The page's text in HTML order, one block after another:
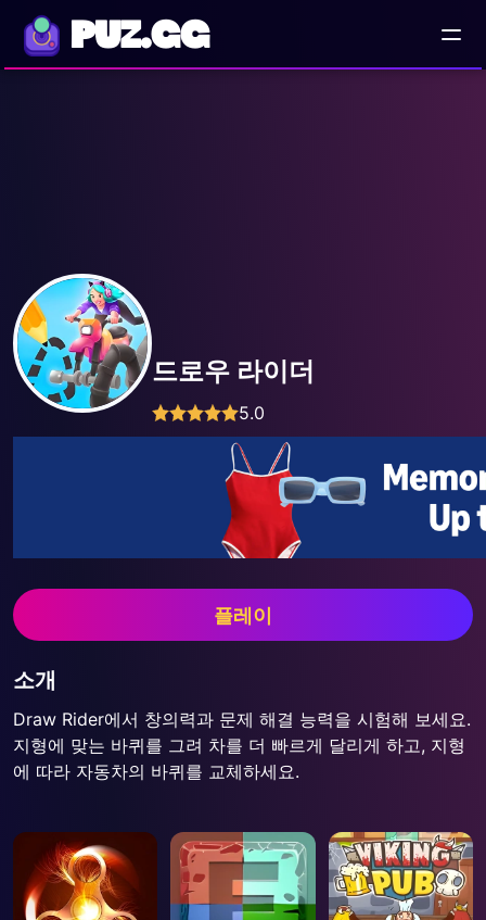
PUZ.GG
드로우 라이더
5.0
플레이
소개
Draw Rider에서 창의력과 문제 해결 능력을 시험해 보세요.
지형에 맞는 바퀴를 그려 차를 더 빠르게 달리게 하고, 지형
에 따라 자동차의 바퀴를 교체하세요.